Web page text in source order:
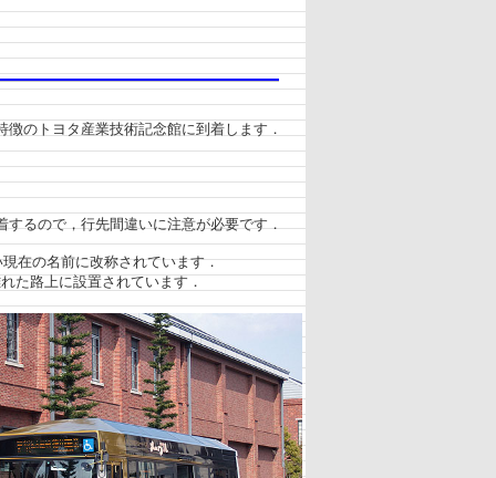
のトヨタ産業技術記念館に到着します．
るので，行先間違いに注意が必要です．
在の名前に改称されています．
た路上に設置されています．